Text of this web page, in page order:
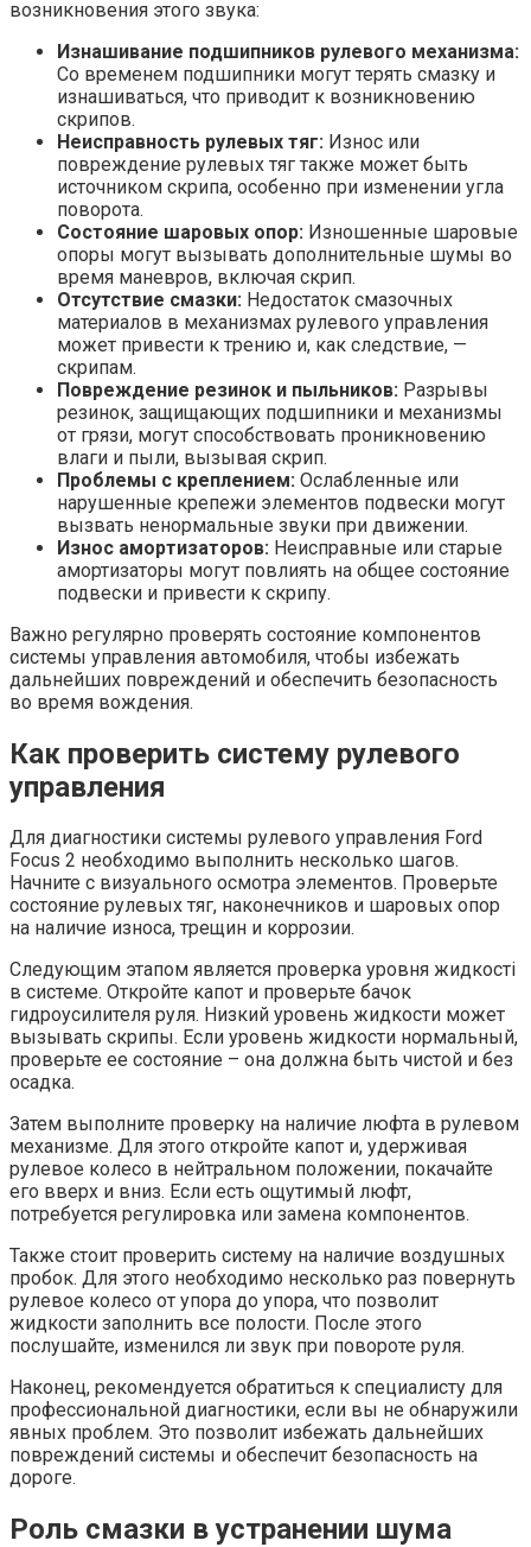
возникновения этого звука:
Изнашивание подшипников рулевого механизма:
Со временем подшипники могут терять смазку и
изнашиваться, что приводит к возникновению
скрипов.
Неисправность рулевых тяг: Износ или
повреждение рулевых тяг также может быть
источником скрипа, особенно при изменении угла
поворота.
Состояние шаровых опор: Изношенные шаровые
опоры могут вызывать дополнительные шумы во
время маневров, включая скрип.
Отсутствие смазки: Недостаток смазочных
материалов в механизмах рулевого управления
может привести к трению и, как следствие, —
скрипам.
Повреждение резинок и пыльников: Разрывы
резинок, защищающих подшипники и механизмы
от грязи, могут способствовать проникновению
влаги и пыли, вызывая скрип.
Проблемы с креплением: Ослабленные или
нарушенные крепежи элементов подвески могут
вызвать ненормальные звуки при движении.
Износ амортизаторов: Неисправные или старые
амортизаторы могут повлиять на общее состояние
подвески и привести к скрипу.
Важно регулярно проверять состояние компонентов
системы управления автомобиля, чтобы избежать
дальнейших повреждений и обеспечить безопасность
во время вождения.
Как проверить систему рулевого
управления
Для диагностики системы рулевого управления Ford
Focus 2 необходимо выполнить несколько шагов.
Начните с визуального осмотра элементов. Проверьте
состояние рулевых тяг, наконечников и шаровых опор
на наличие износа, трещин и коррозии.
Следующим этапом является проверка уровня жидкості
в системе. Откройте капот и проверьте бачок
гидроусилителя руля. Низкий уровень жидкости может
вызывать скрипы. Если уровень жидкости нормальный,
проверьте ее состояние – она должна быть чистой и без
осадка.
Затем выполните проверку на наличие люфта в рулевом
механизме. Для этого откройте капот и, удерживая
рулевое колесо в нейтральном положении, покачайте
его вверх и вниз. Если есть ощутимый люфт,
потребуется регулировка или замена компонентов.
Также стоит проверить систему на наличие воздушных
пробок. Для этого необходимо несколько раз повернуть
рулевое колесо от упора до упора, что позволит
жидкости заполнить все полости. После этого
послушайте, изменился ли звук при повороте руля.
Наконец, рекомендуется обратиться к специалисту для
профессиональной диагностики, если вы не обнаружили
явных проблем. Это позволит избежать дальнейших
повреждений системы и обеспечит безопасность на
дороге.
Роль смазки в устранении шума